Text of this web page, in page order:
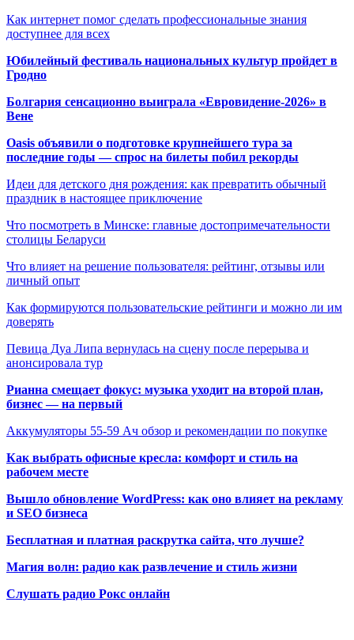
Как интернет помог сделать профессиональные знания
доступнее для всех
Юбилейный фестиваль национальных культур пройдет в
Гродно
Болгария сенсационно выиграла «Евровидение-2026» в
Вене
Oasis объявили о подготовке крупнейшего тура за
последние годы — спрос на билеты побил рекорды
Идеи для детского дня рождения: как превратить обычный
праздник в настоящее приключение
Что посмотреть в Минске: главные достопримечательности
столицы Беларуси
Что влияет на решение пользователя: рейтинг, отзывы или
личный опыт
Как формируются пользовательские рейтинги и можно ли им
доверять
Певица Дуа Липа вернулась на сцену после перерыва и
анонсировала тур
Рианна смещает фокус: музыка уходит на второй план,
бизнес — на первый
Аккумуляторы 55-59 Ач обзор и рекомендации по покупке
Как выбрать офисные кресла: комфорт и стиль на
рабочем месте
Вышло обновление WordPress: как оно влияет на рекламу
и SEO бизнеса
Бесплатная и платная раскрутка сайта, что лучше?
Магия волн: радио как развлечение и стиль жизни
Слушать радио Рокс онлайн